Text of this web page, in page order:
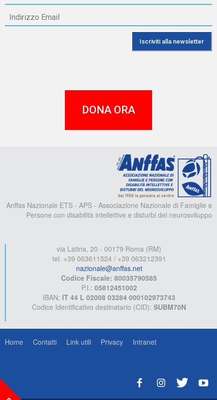
DONA ORA
Anffas Nazionale ETS - APS - Associazione Nazionale di Famiglie e
Persone con disabilità intellettive e disturbi del neurosviluppo
via Latina, 20 - 00179 Roma (RM)
tel. +39 063611524 / +39 063212391
nazionale@anffas.net
Codice Fiscale: 80035790585
P.I.: 05812451002
IBAN: IT 44 L 02008 03284 000102973743
Codice Identificativo destinatario (CID): SUBM70N
Home Contatti Link utili Privacy Intranet